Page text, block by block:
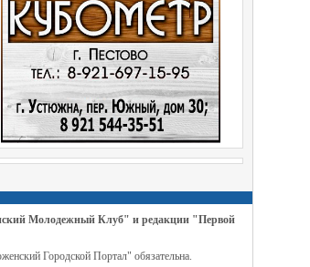
Молодежный Клуб" и редакции "Первой
Городской Портал" обязательна.